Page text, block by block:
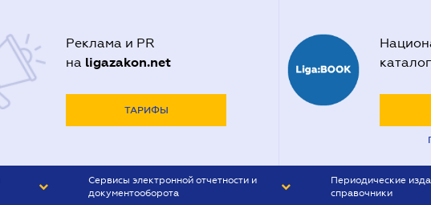
Реклама и PR
на ligazakon.net
ТАРИФЫ
Сервисы электронной отчетности и
документооборота
Периодические
справочники